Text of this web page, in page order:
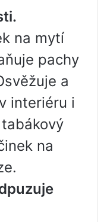
na mytí
pachy
a
interiéru i
na